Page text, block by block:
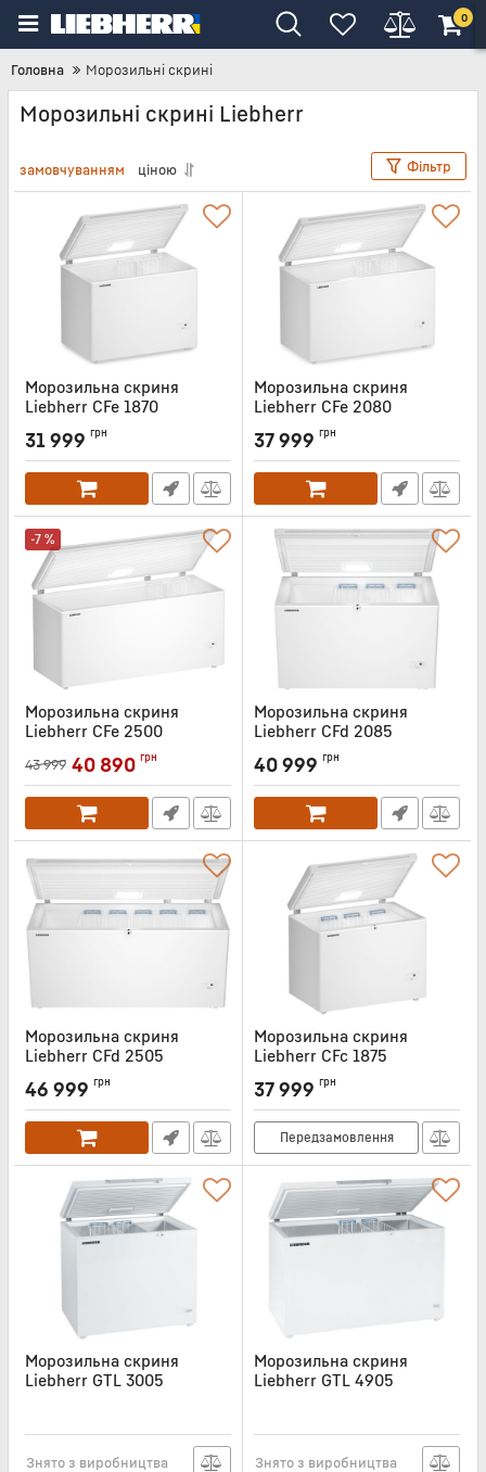
0
Головна Морозильні скрині
Морозильні скрині Liebherr
замовчуванням ціною Фільтр
Морозильна скриня
Liebherr CFe 1870
CFE1870
31 999 грн
Морозильна скриня
Liebherr CFe 2080
CFE2080
37 999 грн
-7 %
Морозильна скриня
Liebherr CFe 2500
43 999 40 890 грн
Морозильна скриня
Liebherr CFd 2085
CFD2085
40 999 грн
Морозильна скриня
Liebherr CFd 2505
CFD2505
46 999 грн
Морозильна скриня
Liebherr CFc 1875
CFC1875
37 999 грн
Передзамовлення
Морозильна скриня
Liebherr GTL 3005
Знято з виробництва
Морозильна скриня
Liebherr GTL 4905
Знято з виробництва